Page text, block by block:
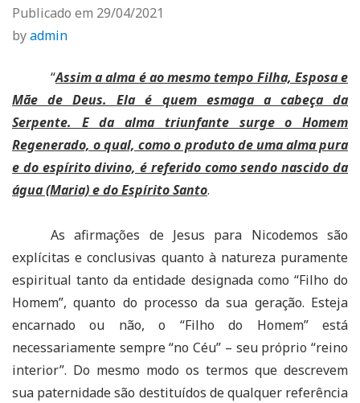
Publicado em 29/04/2021
byadmin
“Assim a alma é ao mesmo tempo Filha, Esposa e
Mãe de Deus. Ela é quem esmaga a cabeça da
Serpente. E da alma triunfante surge o Homem
Regenerado, o qual, como o produto de uma alma pura
e do espírito divino, é referido como sendo nascido da
água (Maria) e do Espírito Santo.
As afirmações de Jesus para Nicodemos são
explícitas e conclusivas quanto à natureza puramente
espiritual tanto da entidade designada como “Filho do
Homem”, quanto do processo da sua geração. Esteja
encarnado ou não, o “Filho do Homem” está
necessariamente sempre “no Céu” – seu próprio “reino
interior”. Do mesmo modo os termos que descrevem
sua paternidade são destituídos de qualquer referência